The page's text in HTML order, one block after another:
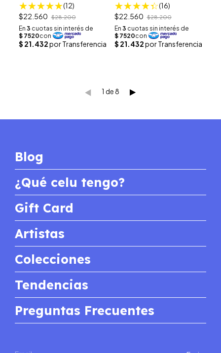
(12)
$22.560 $28.200
(16)
$22.560 $28.200
1 de8
Blog
¿Qué celu tengo?
Gift Card
Artistas
Colecciones
Tendencias
Preguntas Frecuentes